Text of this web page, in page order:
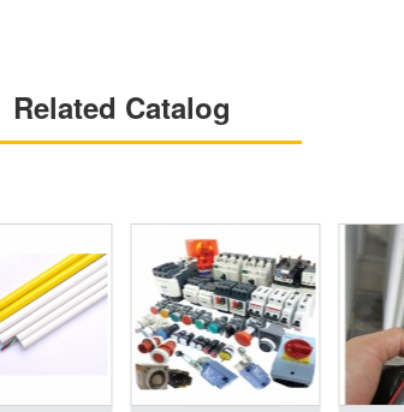
Related Catalog